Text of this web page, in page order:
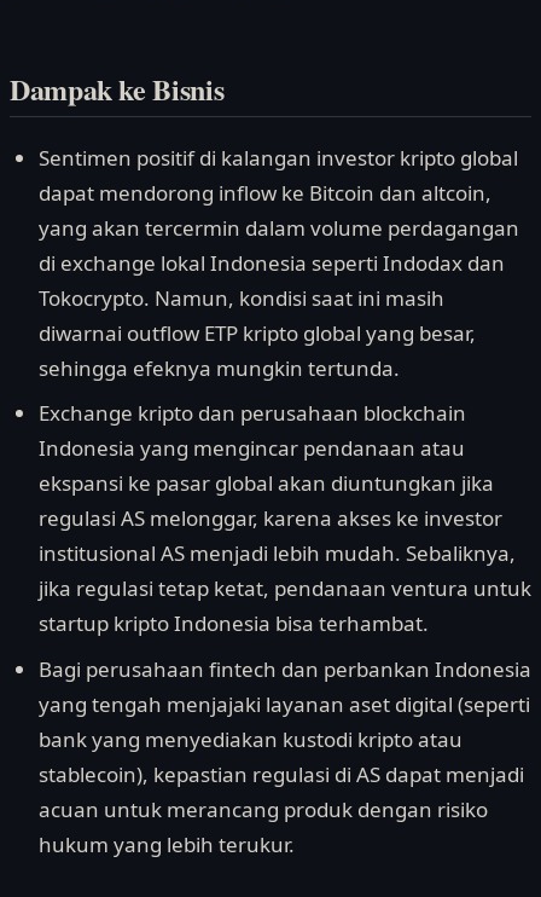
Dampak ke Bisnis
Sentimen positif di kalangan investor kripto global
dapat mendorong inflow ke Bitcoin dan altcoin,
yang akan tercermin dalam volume perdagangan
di exchange lokal Indonesia seperti Indodax dan
Tokocrypto. Namun, kondisi saat ini masih
diwarnai outflow ETP kripto global yang besar,
sehingga efeknya mungkin tertunda.
Exchange kripto dan perusahaan blockchain
Indonesia yang mengincar pendanaan atau
ekspansi ke pasar global akan diuntungkan jika
regulasi AS melonggar, karena akses ke investor
institusional AS menjadi lebih mudah. Sebaliknya,
jika regulasi tetap ketat, pendanaan ventura untuk
startup kripto Indonesia bisa terhambat.
Bagi perusahaan fintech dan perbankan Indonesia
yang tengah menjajaki layanan aset digital (seperti
bank yang menyediakan kustodi kripto atau
stablecoin), kepastian regulasi di AS dapat menjadi
acuan untuk merancang produk dengan risiko
hukum yang lebih terukur.